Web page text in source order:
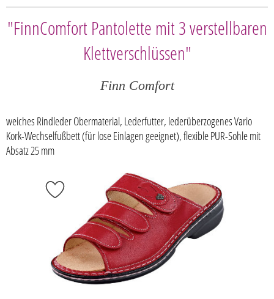
"FinnComfort Pantolette mit 3 verstellbaren
Klettverschlüssen"
Finn Comfort
weiches Rindleder Obermaterial, Lederfutter, lederüberzogenes Vario
Kork-Wechselfußbett (für lose Einlagen geeignet), flexible PUR-Sohle mit
Absatz 25 mm